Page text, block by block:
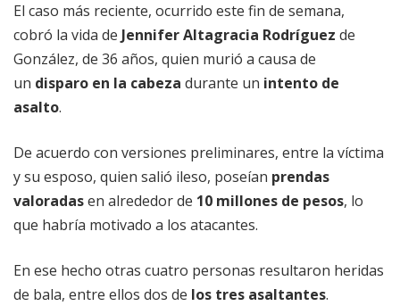
El caso más reciente, ocurrido este fin de semana,
cobró la vida de Jennifer Altagracia Rodríguez de
González, de 36 años, quien murió a causa de
un disparo en la cabeza durante un intento de
asalto.
De acuerdo con versiones preliminares, entre la víctima
y su esposo, quien salió ileso, poseían prendas
valoradasen alrededor de 10 millones de pesos, lo
que habría motivado a los atacantes.
En ese hecho otras cuatro personas resultaron heridas
de bala, entre ellos dos de los tres asaltantes.